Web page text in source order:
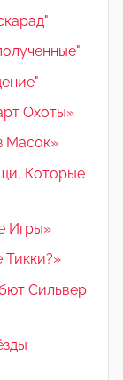
Охоты»
Масок»
Которые
Игры»
Тикки?»
Сильвер